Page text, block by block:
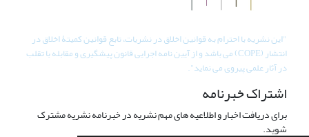
"این نشریه با احترام به قوانین اخلاق در نشریات، تابع قوانین کمیتۀ اخلاق در
انتشار (COPE) می باشد و از آیین نامه اجرایی قانون پیشگیری و مقابله با تقلب
در آثار علمی پیروی می نماید".
اشتراک خبرنامه
برای دریافت اخبار و اطلاعیه های مهم نشریه در خبرنامه نشریه مشترک
شوید.